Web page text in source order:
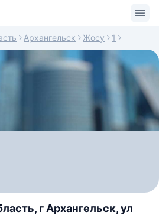
Архангельск Жосу 1
г Архангельск, ул